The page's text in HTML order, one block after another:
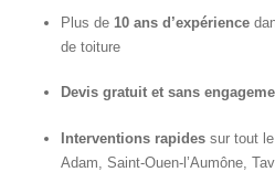
Plus de 10 ans d’expérience
de toiture
Devis gratuit et sans
Interventions rapides sur tout le
Adam, Saint-Ouen-l’Aumône,